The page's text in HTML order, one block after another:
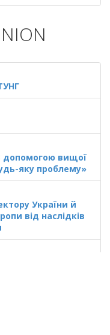
допомогою вищої
яку проблему»
України й
від наслідків